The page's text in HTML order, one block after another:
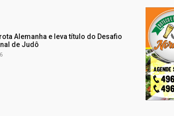
Alemanha e leva título do Desafio
de Judô